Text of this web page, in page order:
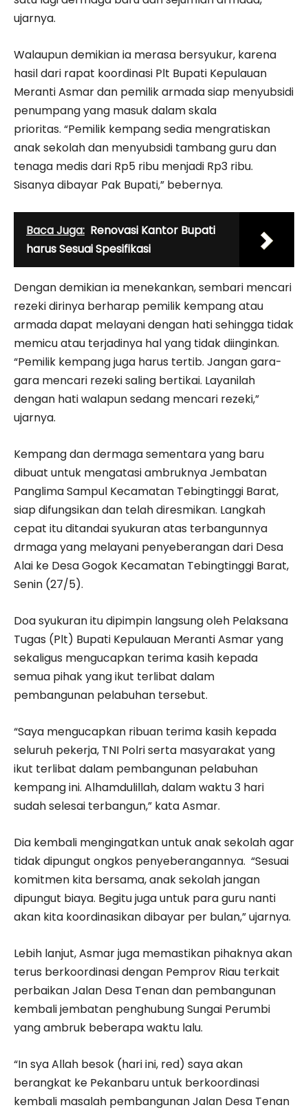
ujarnya.
Walaupun demikian ia merasa bersyukur, karena
hasil dari rapat koordinasi Plt Bupati Kepulauan
Meranti Asmar dan pemilik armada siap menyubsidi
penumpang yang masuk dalam skala
prioritas. “Pemilik kempang sedia mengratiskan
anak sekolah dan menyubsidi tambang guru dan
tenaga medis dari Rp5 ribu menjadi Rp3 ribu.
Sisanya dibayar Pak Bupati,” bebernya.
Baca Juga: Renovasi Kantor Bupati
harus Sesuai Spesifikasi
Dengan demikian ia menekankan, sembari mencari
rezeki dirinya berharap pemilik kempang atau
armada dapat melayani dengan hati sehingga tidak
memicu atau terjadinya hal yang tidak diinginkan.
“Pemilik kempang juga harus tertib. Jangan gara-
gara mencari rezeki saling bertikai. Layanilah
dengan hati walapun sedang mencari rezeki,”
ujarnya.
Kempang dan dermaga sementara yang baru
dibuat untuk mengatasi ambruknya Jembatan
Panglima Sampul Kecamatan Tebingtinggi Barat,
siap difungsikan dan telah diresmikan. Langkah
cepat itu ditandai syukuran atas terbangunnya
drmaga yang melayani penyeberangan dari Desa
Alai ke Desa Gogok Kecamatan Tebingtinggi Barat,
Senin (27/5).
Doa syukuran itu dipimpin langsung oleh Pelaksana
Tugas (Plt) Bupati Kepulauan Meranti Asmar yang
sekaligus mengucapkan terima kasih kepada
semua pihak yang ikut terlibat dalam
pembangunan pelabuhan tersebut.
“Saya mengucapkan ribuan terima kasih kepada
seluruh pekerja, TNI Polri serta masyarakat yang
ikut terlibat dalam pembangunan pelabuhan
kempang ini. Alhamdulillah, dalam waktu 3 hari
sudah selesai terbangun,” kata Asmar.
Dia kembali mengingatkan untuk anak sekolah agar
tidak dipungut ongkos penyeberangannya. “Sesuai
komitmen kita bersama, anak sekolah jangan
dipungut biaya. Begitu juga untuk para guru nanti
akan kita koordinasikan dibayar per bulan,” ujarnya.
Lebih lanjut, Asmar juga memastikan pihaknya akan
terus berkoordinasi dengan Pemprov Riau terkait
perbaikan Jalan Desa Tenan dan pembangunan
kembali jembatan penghubung Sungai Perumbi
yang ambruk beberapa waktu lalu.
“In sya Allah besok (hari ini, red) saya akan
berangkat ke Pekanbaru untuk berkoordinasi
kembali masalah pembangunan Jalan Desa Tenan